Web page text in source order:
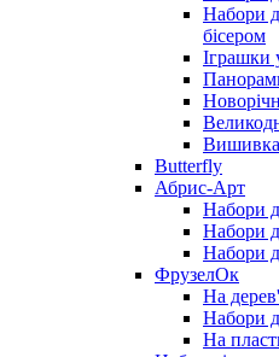
Набори
бісером
Іграшки
Butterfly
Абрис-Арт
Набори
Набори
Набори
ФрузелОк
На
Набори
На